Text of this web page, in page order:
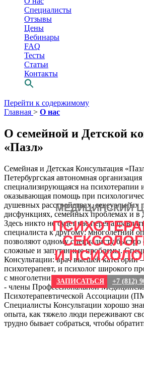
Специалисты
Отзывы
Цены
Вебинары
FAQ
Тесты
Статьи
Контакты
Перейти к содержимому
МЕДИЦИНСКИЙ
И
ЗАПИСАТЬСЯ +7 (812)
Просто
СВОЕГО
Главная > О нас
О семейной и Детской
«Пазл»
Семейная и Детская Консультация
Петербургская автономная
специализирующаяся на психотерапии
оказывающая помощь при
душевных расстройствах, сексуальных
дисфункциях, семейных проблемах и в
Здесь никто не будет вас
специалиста к другому: многолетний
позволяют одному специалисту быстро
сложные и запутанные проблемы.
Консультации: врач высшей категории
психотерапевт, и психолог широкого
с многолетним стажем практической
- члены Профессиональной
Психотерапевтической Ассоциации
Специалисты Консультации хорошо
опыта, как тяжело люди переживают
трудно бывает собраться, чтобы